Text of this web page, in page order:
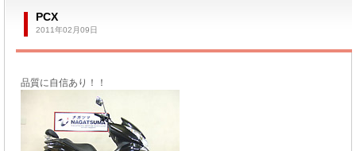
PCX
2011年02月09日
品質に自信あり！！